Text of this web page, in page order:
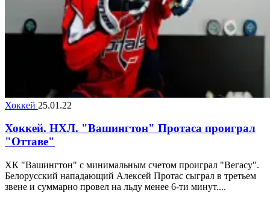
Хоккей 25.01.22
Хоккей. НХЛ. "Вашингтон" Протаса проиграл
"Оттаве"
ХК "Вашингтон" с минимальным счетом проиграл "Вегасу".
Белорусский нападающий Алексей Протас сыграл в третьем
звене и суммарно провел на льду менее 6-ти минут....